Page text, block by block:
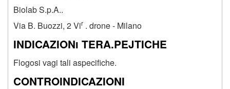
Biolab S.p.A..
Via B. Buozzi, 2 Vir . drone - Milano
INDICAZIONi TERA.PEJTICHE
Flogosi vagi tali aspecifiche.
CONTROINDICAZIONI